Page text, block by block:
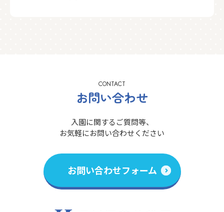
CONTACT
お問い合わせ
入園に関するご質問等、
お気軽にお問い合わせください
お問い合わせフォーム